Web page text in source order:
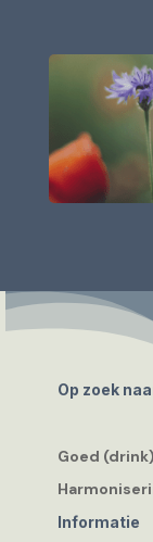
Op zoek
Goed
Informatie